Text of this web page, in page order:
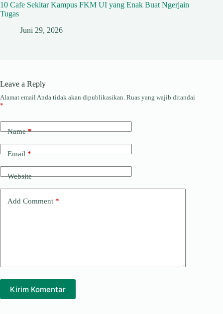
10 Cafe Sekitar Kampus FKM UI yang Enak Buat Ngerjain
Tugas
Juni 29, 2026
Leave a Reply
Alamat email Anda tidak akan dipublikasikan. Ruas yang wajib ditandai
*
Name*
Email*
Website
Add Comment *
Kirim Komentar